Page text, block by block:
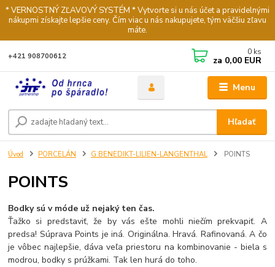
* VERNOSTNÝ ZĽAVOVÝ SYSTÉM * Vytvorte si u nás účet a pravidelnými
nákupmi získajte lepšie ceny. Čím viac u nás nakupujete, tým väčšiu zľavu
máte.
Menu
Hľadať
+421 908700612 0 ks
za 0,00 EUR
Úvod PORCELÁN G.BENEDIKT-LILIEN-LANGENTHAL POINTS
POINTS
Bodky sú v móde už nejaký ten čas.
Ťažko si predstaviť, že by vás ešte mohli niečím prekvapiť. A
predsa! Súprava Points je iná. Originálna. Hravá. Rafinovaná. A čo
je vôbec najlepšie, dáva veľa priestoru na kombinovanie - biela s
modrou, bodky s prúžkami. Tak len hurá do toho.